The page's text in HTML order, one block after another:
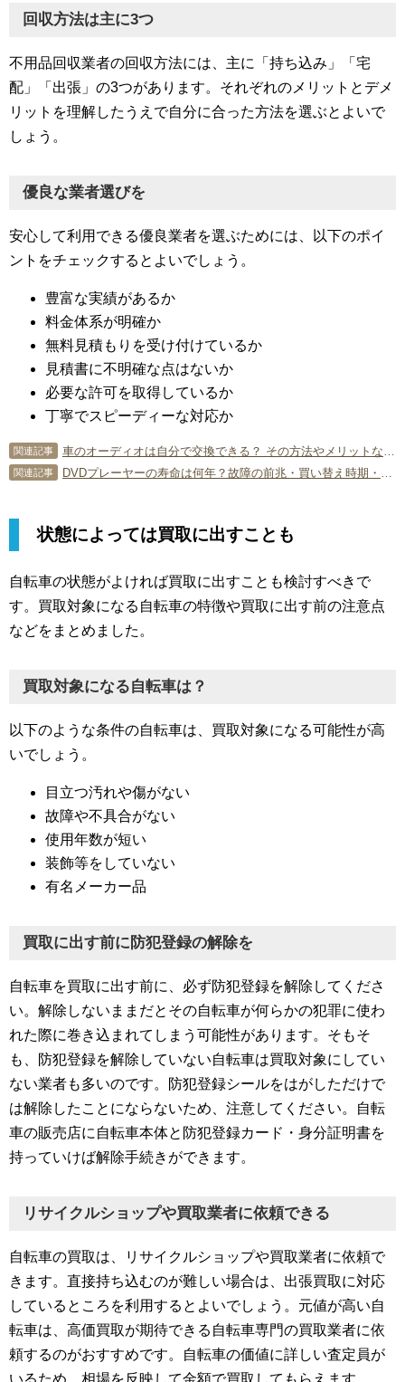
回収方法は主に3つ
不用品回収業者の回収方法には、主に「持ち込み」「宅
配」「出張」の3つがあります。それぞれのメリットとデメ
リットを理解したうえで自分に合った方法を選ぶとよいで
しょう。
優良な業者選びを
安心して利用できる優良業者を選ぶためには、以下のポイ
ントをチェックするとよいでしょう。
豊富な実績があるか
料金体系が明確か
無料見積もりを受け付けているか
見積書に不明確な点はないか
必要な許可を取得しているか
丁寧でスピーディーな対応か
関連記事
関連記事
状態によっては買取に出すことも
自転車の状態がよければ買取に出すことも検討すべきで
す。買取対象になる自転車の特徴や買取に出す前の注意点
などをまとめました。
買取対象になる自転車は？
以下のような条件の自転車は、買取対象になる可能性が高
いでしょう。
目立つ汚れや傷がない
故障や不具合がない
使用年数が短い
装飾等をしていない
有名メーカー品
買取に出す前に防犯登録の解除を
自転車を買取に出す前に、必ず防犯登録を解除してくださ
い。解除しないままだとその自転車が何らかの犯罪に使わ
れた際に巻き込まれてしまう可能性があります。そもそ
も、防犯登録を解除していない自転車は買取対象にしてい
ない業者も多いのです。防犯登録シールをはがしただけで
は解除したことにならないため、注意してください。自転
車の販売店に自転車本体と防犯登録カード・身分証明書を
持っていけば解除手続きができます。
リサイクルショップや買取業者に依頼できる
自転車の買取は、リサイクルショップや買取業者に依頼で
きます。直接持ち込むのが難しい場合は、出張買取に対応
しているところを利用するとよいでしょう。元値が高い自
転車は、高価買取が期待できる自転車専門の買取業者に依
頼するのがおすすめです。自転車の価値に詳しい査定員が
いるため、相場を反映して金額で買取してもらえます。